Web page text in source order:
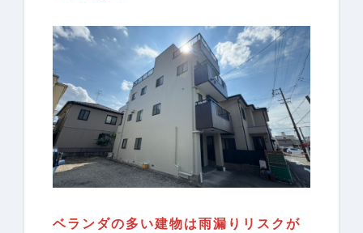
ベランダの多い建物は雨漏りリスクが